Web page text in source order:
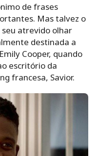
de frases
Mas talvez o
atrevido olhar
destinada a
Cooper, quando
escritório da
francesa, Savior.